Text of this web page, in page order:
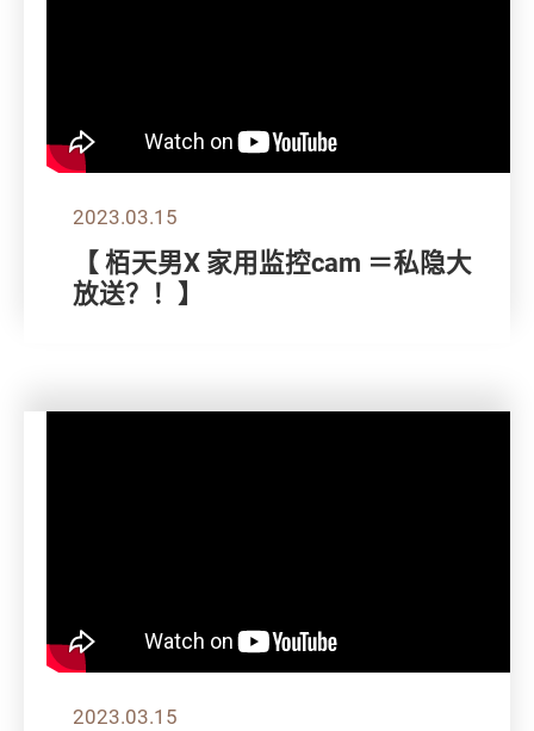
2023.03.15
【 栢天男X 家用监控cam ＝私隐大
放送？！】
2023.03.15